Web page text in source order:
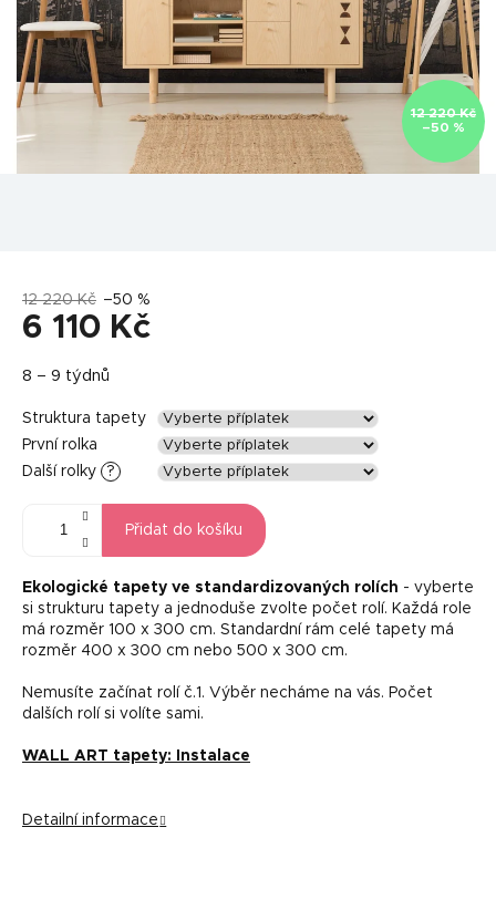
12 220 Kč
–50 %
12 220 Kč –50 %
6 110 Kč
cena:
8 – 9 týdnů
Struktura tapety
První rolka
Další rolky
?
Přidat do košíku
Ekologické tapety ve standardizovaných rolích - vyberte
si strukturu tapety a jednoduše zvolte počet rolí. Každá role
má rozměr 100 x 300 cm. Standardní rám celé tapety má
rozměr 400 x 300 cm nebo 500 x 300 cm.
Nemusíte začínat rolí č.1. Výběr necháme na vás. Počet
dalších rolí si volíte sami.
WALL ART tapety: Instalace
Detailní informace